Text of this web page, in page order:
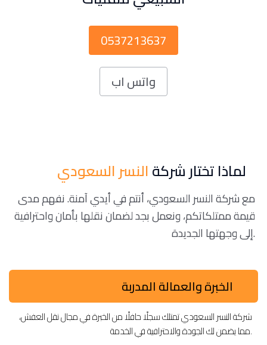
0537213637
واتس اب
لماذا تختار شركةالنسر السعودي
مع شركة النسر السعودي، أنتم في أيدي آمنة. نفهم مدى
قيمة ممتلكاتكم، ونعمل بجد لضمان نقلها بأمان واحترافية
إلى وجهتها الجديدة.
الخبرة والعمالة المدربة
شركة النسر السعودي تمتلك سجلًا حافلًا من الخبرة في مجال نقل العفش،
مما يضمن لك الجودة والاحترافية في الخدمة.